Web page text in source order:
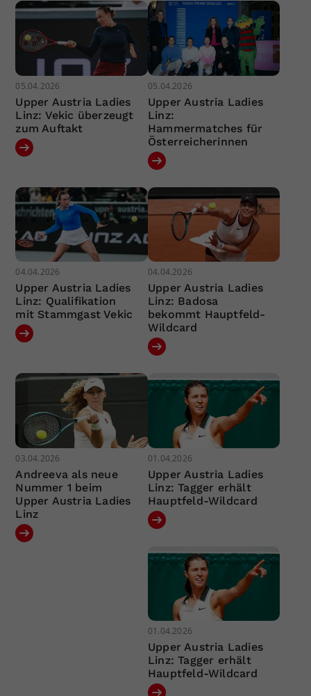
05.04.2026
Upper Austria Ladies
Linz: Vekic überzeugt
zum Auftakt
05.04.2026
Upper Austria Ladies
Linz:
Hammermatches für
Österreicherinnen
04.04.2026
Upper Austria Ladies
Linz: Qualifikation
mit Stammgast Vekic
04.04.2026
Upper Austria Ladies
Linz: Badosa
bekommt Hauptfeld-
Wildcard
03.04.2026
Andreeva als neue
Nummer 1 beim
Upper Austria Ladies
Linz
01.04.2026
Upper Austria Ladies
Linz: Tagger erhält
Hauptfeld-Wildcard
01.04.2026
Upper Austria Ladies
Linz: Tagger erhält
Hauptfeld-Wildcard